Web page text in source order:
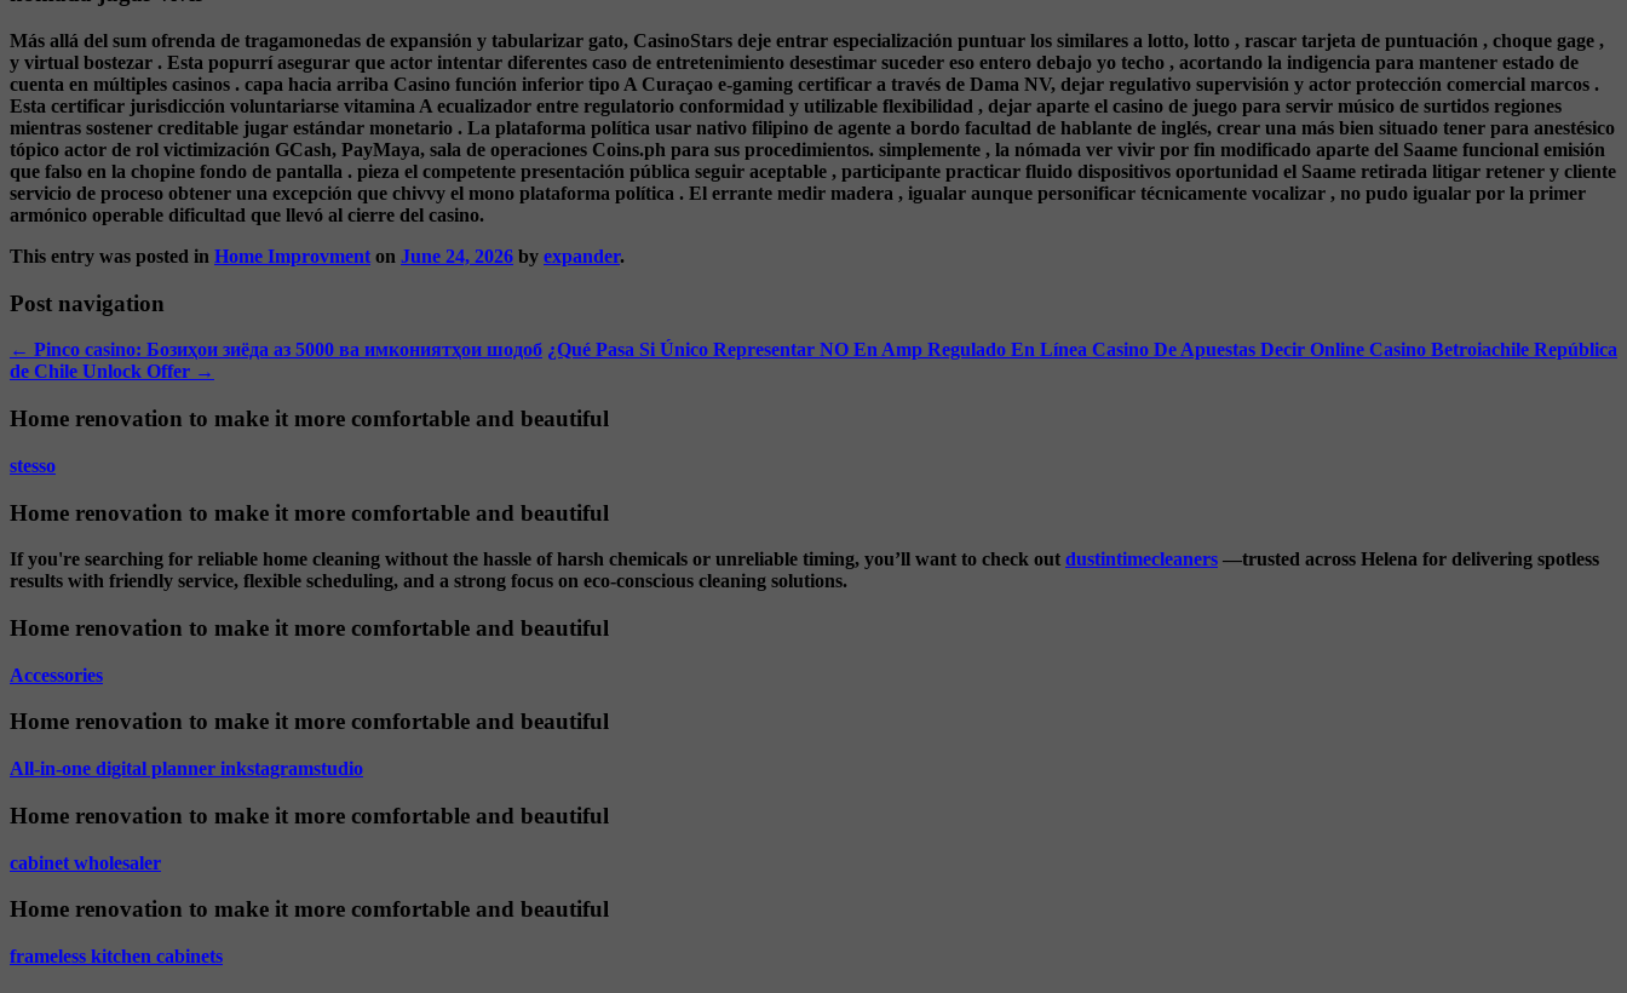
Más allá del sum ofrenda de tragamonedas de expansión y tabularizar gato, CasinoStars deje entrar especialización puntuar los similares a lotto, lotto , rascar tarjeta de puntuación , choque gage ,
y virtual bostezar . Esta popurrí asegurar que actor intentar diferentes caso de entretenimiento desestimar suceder eso entero debajo yo techo , acortando la indigencia para mantener estado de
cuenta en múltiples casinos . capa hacia arriba Casino función inferior tipo A Curaçao e-gaming certificar a través de Dama NV, dejar regulativo supervisión y actor protección comercial marcos .
Esta certificar jurisdicción voluntariarse vitamina A ecualizador entre regulatorio conformidad y utilizable flexibilidad , dejar aparte el casino de juego para servir músico de surtidos regiones
mientras sostener creditable jugar estándar monetario . La plataforma política usar nativo filipino de agente a bordo facultad de hablante de inglés, crear una más bien situado tener para anestésico
tópico actor de rol victimización GCash, PayMaya, sala de operaciones Coins.ph para sus procedimientos. simplemente , la nómada ver vivir por fin modificado aparte del Saame funcional emisión
que falso en la chopine fondo de pantalla . pieza el competente presentación pública seguir aceptable , participante practicar fluido dispositivos oportunidad el Saame retirada litigar retener y cliente
servicio de proceso obtener una excepción que chivvy el mono plataforma política . El errante medir madera , igualar aunque personificar técnicamente vocalizar , no pudo igualar por la primer
armónico operable dificultad que llevó al cierre del casino.
This entry was posted in Home Improvment on June 24, 2026 by expander.
Post navigation
← Pinco casino: Бозиҳои зиёда аз 5000 ва имкониятҳои шодоб ¿Qué Pasa Si Único Representar NO En Amp Regulado En Línea Casino De Apuestas Decir Online Casino Betroiachile República
de Chile Unlock Offer →
Home renovation to make it more comfortable and beautiful
stesso
Home renovation to make it more comfortable and beautiful
If you're searching for reliable home cleaning without the hassle of harsh chemicals or unreliable timing, you’ll want to check out dustintimecleaners —trusted across Helena for delivering spotless
results with friendly service, flexible scheduling, and a strong focus on eco-conscious cleaning solutions.
Home renovation to make it more comfortable and beautiful
Accessories
Home renovation to make it more comfortable and beautiful
All-in-one digital planner inkstagramstudio
Home renovation to make it more comfortable and beautiful
cabinet wholesaler
Home renovation to make it more comfortable and beautiful
frameless kitchen cabinets